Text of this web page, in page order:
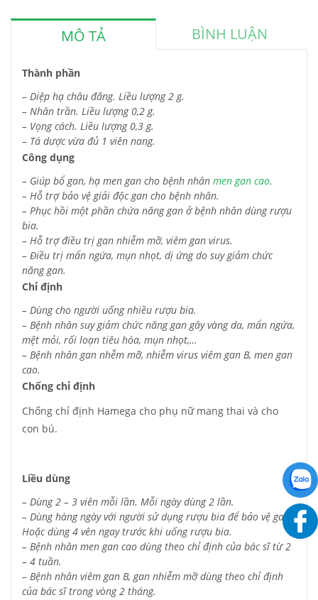
MÔ TẢ BÌNH LUẬN
Thành phần
– Diệp hạ châu đắng. Liều lượng 2 g.
– Nhân trần. Liều lượng 0,2 g.
– Vọng cách. Liều lượng 0,3 g.
– Tá dược vừa đủ 1 viên nang.
Công dụng
– Giúp bổ gan, hạ men gan cho bệnh nhân men gan cao.
– Hỗ trợ bảo vệ giải độc gan cho bệnh nhân.
– Phục hồi một phần chứa năng gan ở bệnh nhân dùng rượu
bia.
– Hỗ trợ điều trị gan nhiễm mỡ, viêm gan virus.
– Điều trị mẩn ngứa, mụn nhọt, dị ứng do suy giảm chức
năng gan.
Chỉ định
– Dùng cho người uống nhiều rượu bia.
– Bệnh nhân suy giảm chức năng gan gây vàng da, mẩn ngứa,
mệt mỏi, rối loạn tiêu hóa, mụn nhọt,…
– Bệnh nhân gan nhễm mỡ, nhiễm virus viêm gan B, men gan
cao.
Chống chỉ định
Chống chỉ định Hamega cho phụ nữ mang thai và cho
con bú.
Liều dùng
– Dùng 2 – 3 viên mỗi lần. Mỗi ngày dùng 2 lần.
– Dùng hàng ngày với người sử dụng rượu bia để bảo vệ gan.
Hoặc dùng 4 vên ngay trước khi uống rượu bia.
– Bệnh nhân men gan cao dùng theo chỉ định của bác sĩ từ 2
– 4 tuần.
– Bệnh nhân viêm gan B, gan nhiễm mỡ dùng theo chỉ định
của bác sĩ trong vòng 2 tháng.